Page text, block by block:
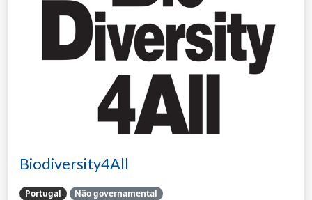
Biodiversity4All
Portugal Não governamental